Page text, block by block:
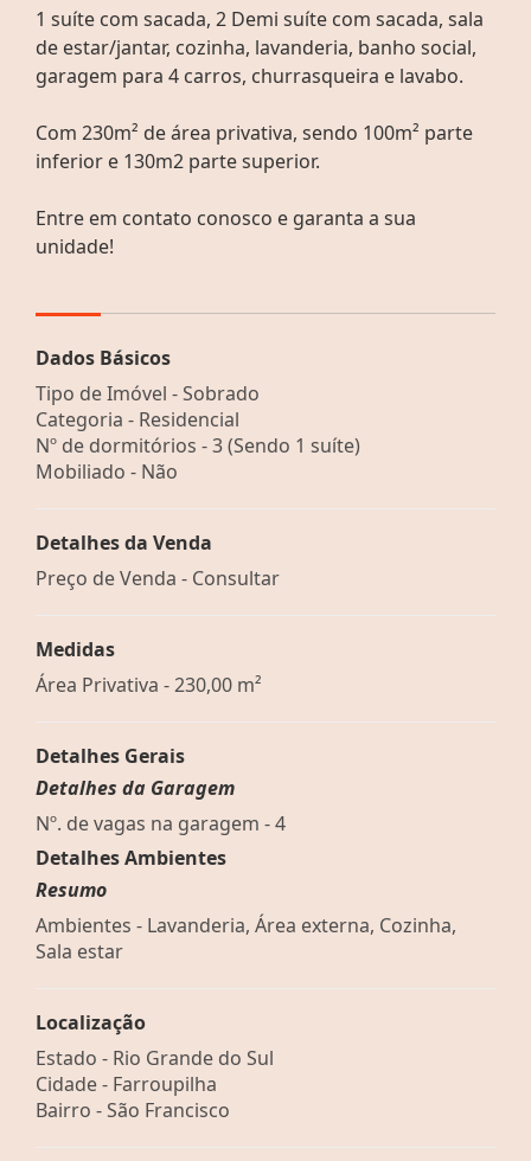
1 suíte com sacada, 2 Demi suíte com sacada, sala
de estar/jantar, cozinha, lavanderia, banho social,
garagem para 4 carros, churrasqueira e lavabo.
Com 230m² de área privativa, sendo 100m² parte
inferior e 130m2 parte superior.
Entre em contato conosco e garanta a sua
unidade!
Dados Básicos
Tipo de Imóvel - Sobrado
Categoria - Residencial
Nº de dormitórios - 3 (Sendo 1 suíte)
Mobiliado - Não
Detalhes da Venda
Preço de Venda - Consultar
Medidas
Área Privativa - 230,00 m²
Detalhes Gerais
Detalhes da Garagem
Nº. de vagas na garagem - 4
Detalhes Ambientes
Resumo
Ambientes - Lavanderia, Área externa, Cozinha,
Sala estar
Localização
Estado - Rio Grande do Sul
Cidade - Farroupilha
Bairro -São Francisco